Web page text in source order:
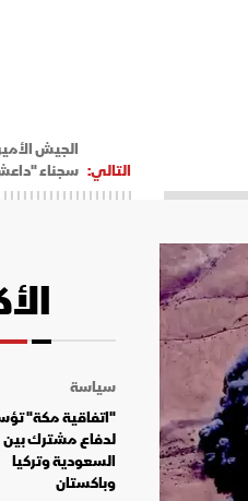
التالي:
الجيش
سجناء
سياسة
"اتفاقية مكة"
لدفاع مشترك بين
السعودية وتركيا
وباكستان